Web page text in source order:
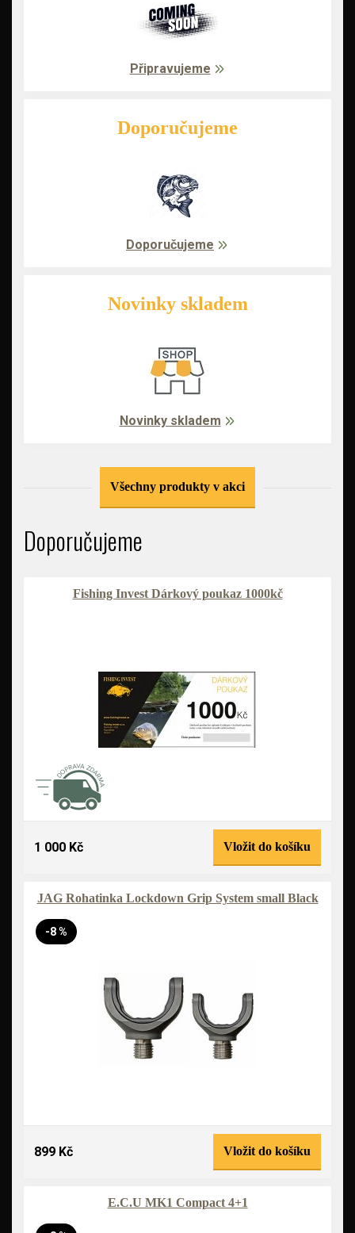
Připravujeme
Doporučujeme
Doporučujeme
Novinky skladem
Novinky skladem
Všechny produkty v akci
Doporučujeme
Fishing Invest Dárkový poukaz 1000kč
1 000 Kč Vložit do košíku
JAG Rohatinka Lockdown Grip System small Black
-8 %
899 Kč Vložit do košíku
E.C.U MK1 Compact 4+1